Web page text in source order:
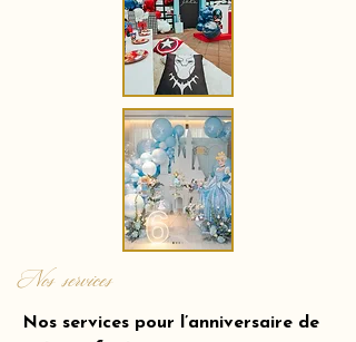
Nos services
Nos services pour l’anniversaire de